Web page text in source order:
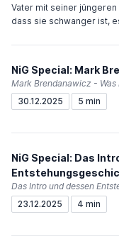
dass es ein echtes
unternehmen will,
Vater mit seiner
dass sie schwanger ist,
überzeugen, wenigstens
kümmern sich um ihn.
Vorbereitung hat er die
weil Tom seinen Partner
NiG Special: Mark
Mark Brendanawicz - Was
30.12.2025
5 min
NiG Special: Das
Das Intro und dessen
23.12.2025
4 min